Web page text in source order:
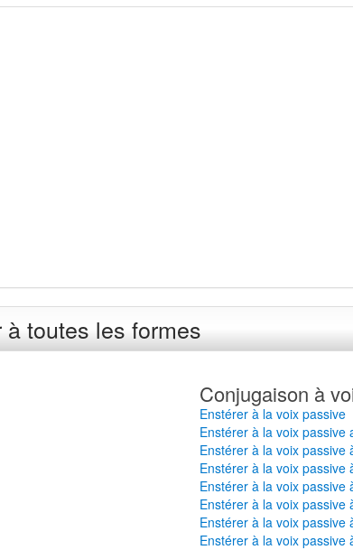
toutes les formes
Conjugaison à
Enstérer à la voix passive
Enstérer à la voix passive
Enstérer à la voix passive
Enstérer à la voix
Enstérer à la voix passive
Enstérer à la voix
Enstérer à la voix
Enstérer à la voix